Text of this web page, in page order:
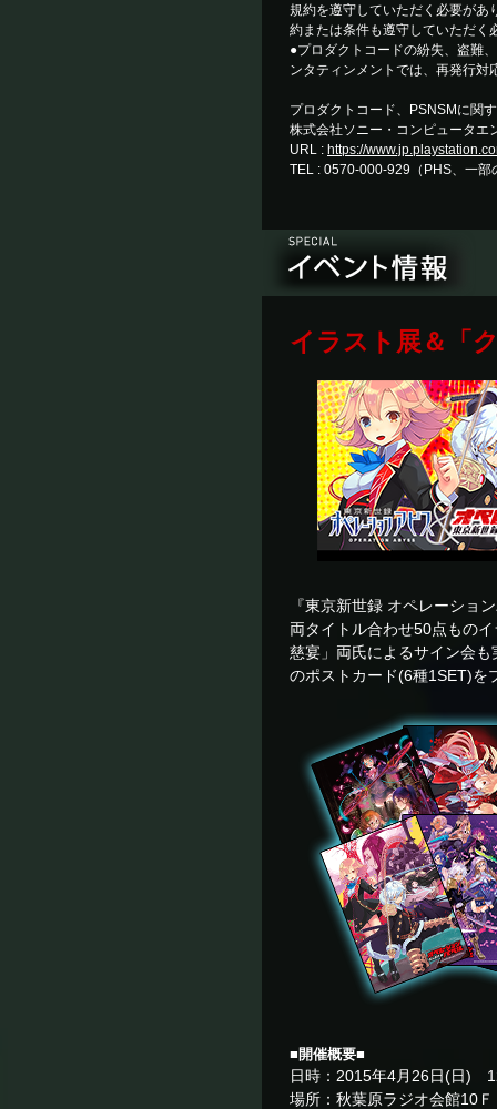
規約を遵守していただく必要があ
約または条件も遵守していただく
●プロダクトコードの紛失、盗難
ンタティンメントでは、再発行対
プロダクトコード、PSNSMに関
株式会社ソニー・コンピュータエ
URL : https://
TEL : 0570-000-929（PHS、一
イラスト展＆「
『東京新世録 オペレーショ
両タイトル合わせ50点もの
慈宴」両氏によるサイン会
のポストカード(6種
■開催概要■
日時：2015年4月26日(日)
場所：秋葉原ラジオ会館10